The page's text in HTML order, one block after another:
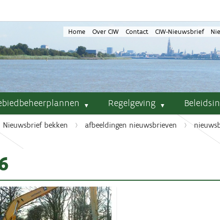
Home Over CIW Contact CIW-Nieuwsbrief
Regelgeving
Nieuwsbrief bekken afbeeldingen nieuwsbrieven